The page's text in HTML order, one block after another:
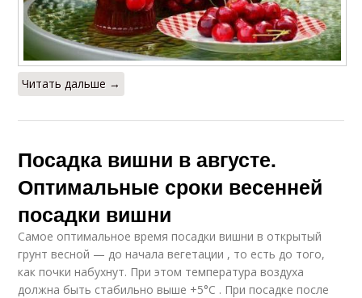
Читать дальше →
Посадка вишни в августе.
Оптимальные сроки весенней
посадки вишни
Самое оптимальное время посадки вишни в открытый
грунт весной — до начала вегетации , то есть до того,
как почки набухнут. При этом температура воздуха
должна быть стабильно выше +5°C . При посадке после